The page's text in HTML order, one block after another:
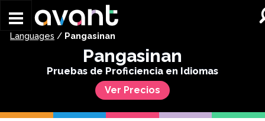
Languages / Pangasinan
Pangasinan
Pruebas de Proficiencia en Idiomas
Ver Precios